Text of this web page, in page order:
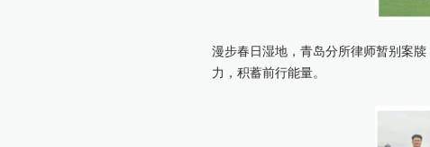
漫步春日湿地，青岛分所律师暂别案
力，积蓄前行能量。